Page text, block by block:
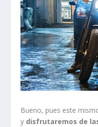
Bueno, pues este
y disfrutaremos de